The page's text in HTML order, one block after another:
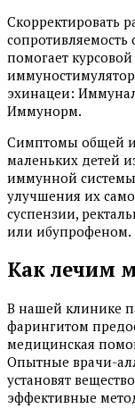
Скорректировать
сопротивляемость
помогает
эхинацеи:
Иммунорм.
Симптомы общей
маленьких детей
иммунной
улучшения их
суспензии,
или ибупрофеном.
Как лечим
В нашей клинике
фарингитом
медицинская
Опытные врачи-
установят
эффективные